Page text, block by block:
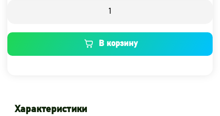
В корзину
Характеристики